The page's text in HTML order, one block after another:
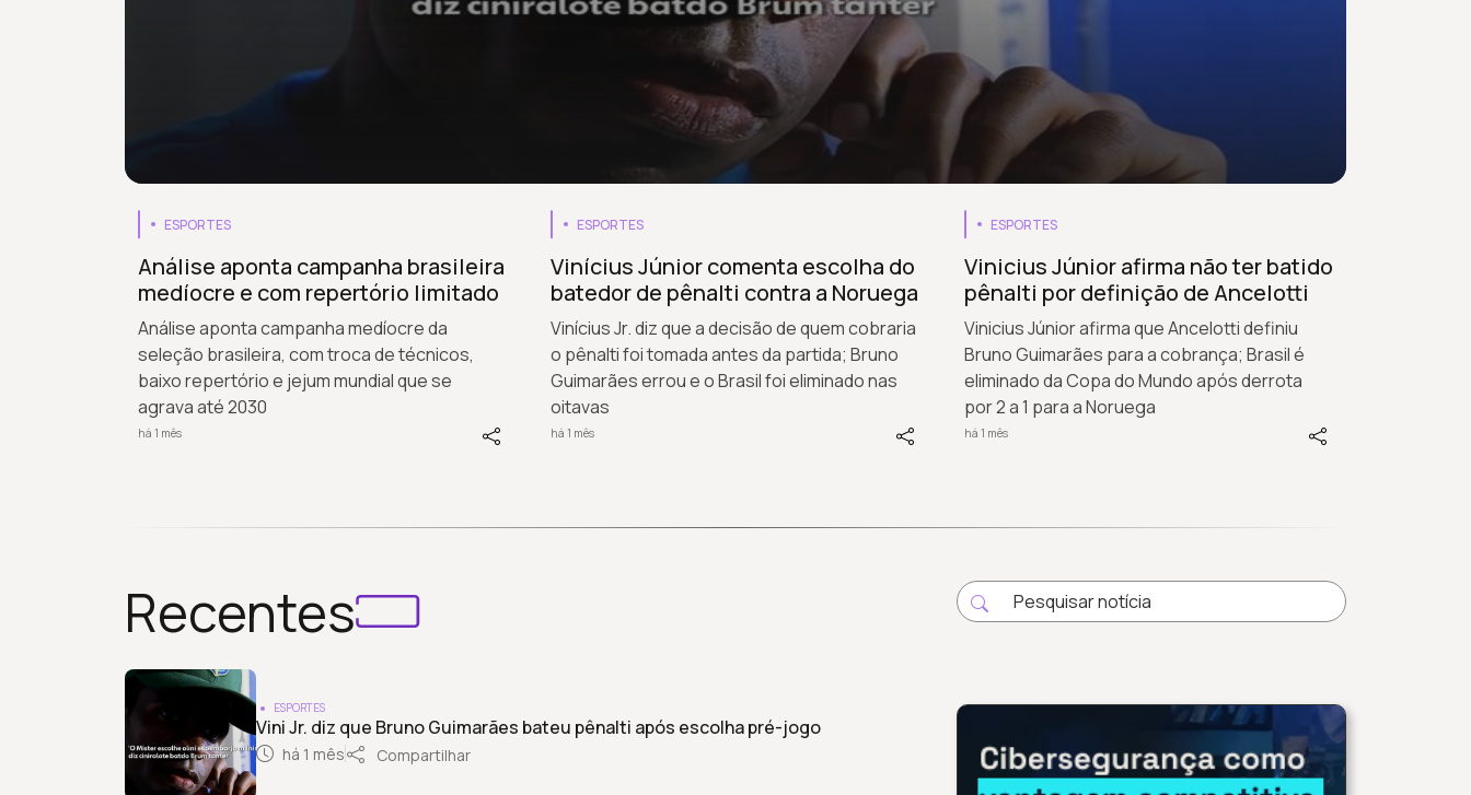
ESPORTES
Análise aponta campanha brasileira
medíocre e com repertório limitado
Análise aponta campanha medíocre da
seleção brasileira, com troca de técnicos,
baixo repertório e jejum mundial que se
agrava até 2030
há 1 mês
ESPORTES
Vinícius Júnior comenta escolha do
batedor de pênalti contra a Noruega
Vinícius Jr. diz que a decisão de quem cobraria
o pênalti foi tomada antes da partida; Bruno
Guimarães errou e o Brasil foi eliminado nas
oitavas
há 1 mês
ESPORTES
Vinicius Júnior afirma não ter batido
pênalti por definição de Ancelotti
Vinicius Júnior afirma que Ancelotti definiu
Bruno Guimarães para a cobrança; Brasil é
eliminado da Copa do Mundo após derrota
por 2 a 1 para a Noruega
há 1 mês
Recentes
ESPORTES
Vini Jr. diz que Bruno Guimarães bateu pênalti após escolha pré-jogo
há 1 mês Compartilhar